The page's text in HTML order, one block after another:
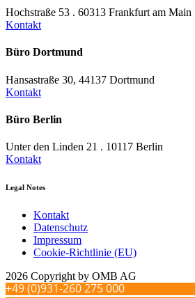
Hochstraße 53 . 60313 Frankfurt am Main
Kontakt
Büro Dortmund
Hansastraße 30, 44137 Dortmund
Kontakt
Büro Berlin
Unter den Linden 21 . 10117 Berlin
Kontakt
Legal Notes
Kontakt
Datenschutz
Impressum
Cookie-Richtlinie (EU)
2026 Copyright by OMB AG
+49 (0)931-260 275 000